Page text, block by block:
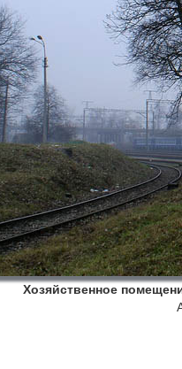
Хозяйственное